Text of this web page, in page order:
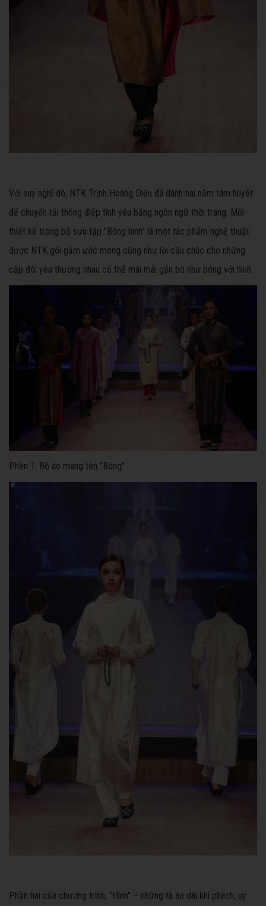
Với suy nghĩ đó, NTK Trịnh Hoàng Diệu đã dành hai năm tâm huyết
để chuyển tải thông điệp tình yêu bằng ngôn ngữ thời trang. Mỗi
thiết kế trong bộ sưu tập "Bóng hình" là một tác phẩm nghệ thuật
được NTK gởi gắm ước mong cũng như lời cầu chúc cho những
cặp đôi yêu thương nhau có thể mãi mãi gắn bó như bóng với hình.
Phần 1: Bộ áo mang tên "Bóng"
Phần hai của chương trình, "Hình" – những tà áo dài khí phách, uy